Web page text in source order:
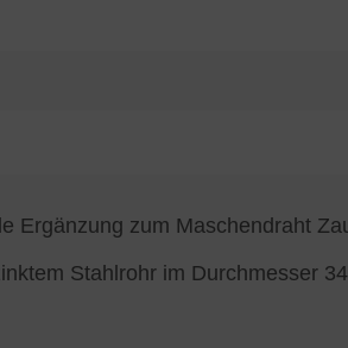
Ergänzung zum Maschendraht
Stahlrohr im Durchmesser